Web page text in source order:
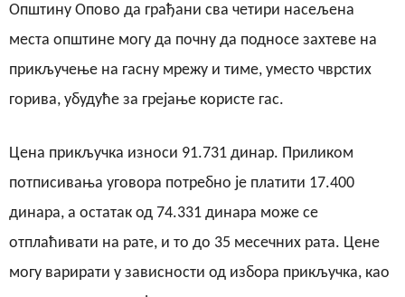
Општину Опово да грађани сва четири насељена
места општине могу да почну да подносе захтеве на
прикључење на гасну мрежу и тиме, уместо чврстих
горива, убудуће за грејање користе гас.
Цена прикључка износи 91.731 динар. Приликом
потписивања уговора потребно је платити 17.400
динара, а остатак од 74.331 динара може се
отплаћивати на рате, и то до 35 месечних рата. Цене
могу варирати у зависности од избора прикључка, као